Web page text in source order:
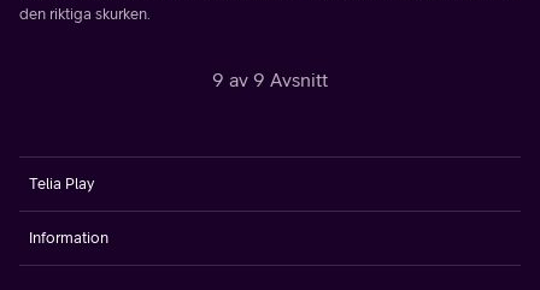
den riktiga skurken.
9 av 9 Avsnitt
Telia Play
Information